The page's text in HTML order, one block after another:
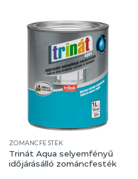
ZOMÁNCFESTÉK
Trinát Aqua selyemfényű
időjárásálló zománcfesték